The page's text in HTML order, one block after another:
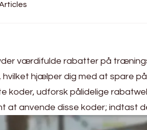
værdifulde rabatter på
hjælper dig med at spare
koder, udforsk pålidelige
at anvende disse koder; indtast